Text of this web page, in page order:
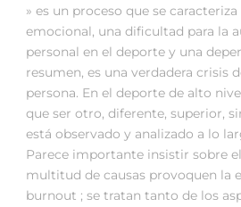
» es un proceso que se
emocional, una dificultad para la
personal en el deporte y una
resumen, es una verdadera crisis
persona. En el deporte de alto
que ser otro, diferente, superior,
está observado y analizado a lo
Parece importante insistir sobre
multitud de causas provoquen la
burnout ; se tratan tanto de los